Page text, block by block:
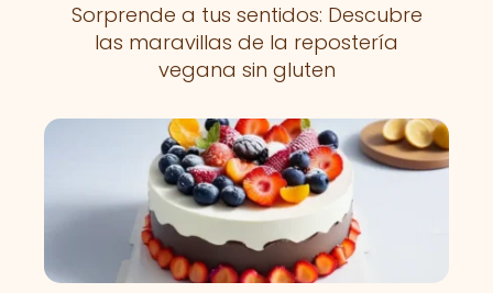
Sorprende a tus sentidos: Descubre
las maravillas de la repostería
vegana sin gluten